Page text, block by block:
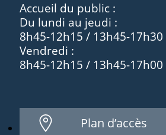
Accueil du public :
Du lundi au jeudi :
8h45-12h15 / 13h45-17h30
Vendredi :
8h45-12h15 / 13h45-17h00
Plan d’accès